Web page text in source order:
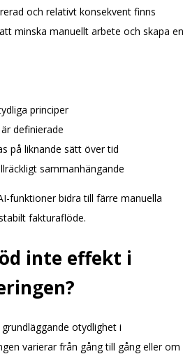
och relativt konsekvent finns
minska manuellt arbete och skapa en
principer
definierade
på liknande sätt över tid
sammanhängande
funktioner bidra till färre manuella
fakturaflöde.
inte effekt i
otydlighet i
varierar från gång till gång eller om